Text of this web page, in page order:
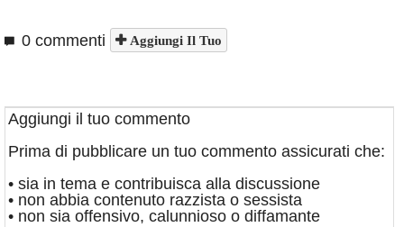
0 commenti Aggiungi Il Tuo
Aggiungi il tuo commento
Prima di pubblicare un tuo commento assicurati che:
• sia in tema e contribuisca alla discussione
• non abbia contenuto razzista o sessista
• non sia offensivo, calunnioso o diffamante